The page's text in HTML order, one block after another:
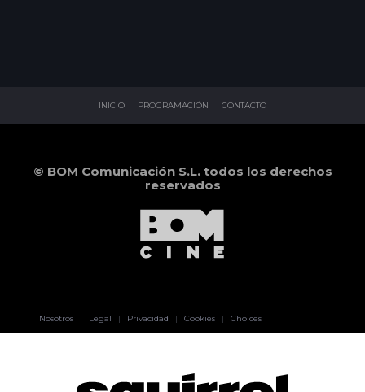
INICIO PROGRAMACIÓN CONTACTO
© BOM Comunicación S.L. todos los derechos
reservados
Nosotros | Legal | Privacidad | Cookies | Choices